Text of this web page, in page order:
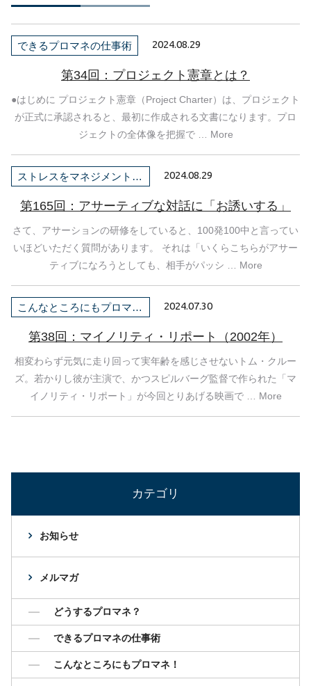
できるプロマネの仕事術 2024.08.29
第34回：プロジェクト憲章とは？
●はじめに プロジェクト憲章（Project Charter）は、プロジェクト
が正式に承認されると、最初に作成される文書になります。プロ
ジェクトの全体像を把握で … More
ストレスをマネジメントしよう！ 2024.08.29
第165回：アサーティブな対話に「お誘いする」
さて、アサーションの研修をしていると、100発100中と言ってい
いほどいただく質問があります。 それは「いくらこちらがアサー
ティブになろうとしても、相手がパッシ … More
こんなところにもプロマネ！ 2024.07.30
第38回：マイノリティ・リポート（2002年）
相変わらず元気に走り回って実年齢を感じさせないトム・クルー
ズ。若かりし彼が主演で、かつスピルバーグ監督で作られた「マ
イノリティ・リポート」が今回とりあげる映画で … More
カテゴリ
お知らせ
メルマガ
どうするプロマネ？
できるプロマネの仕事術
こんなところにもプロマネ！